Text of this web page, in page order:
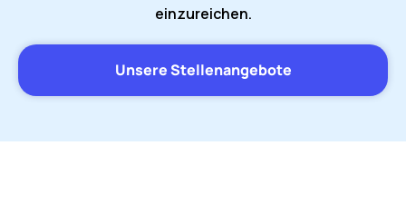
einzureichen.
Unsere Stellenangebote